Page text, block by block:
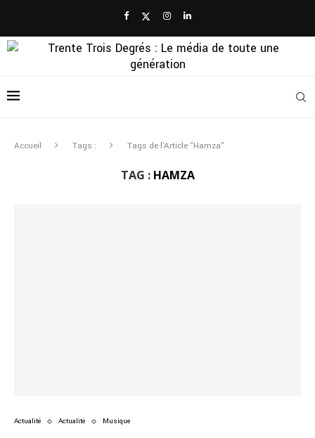
Accueil Tags : Tags de l'Article "Hamza"
TAG : HAMZA
Actualité Actualité Musique